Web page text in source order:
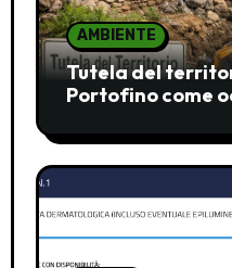
AMBIENTE
Tutela del
Portofino come